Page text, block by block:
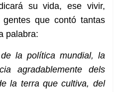
su vida, ese vivir,
que contó tantas
palabra:
la política mundial, la
agradablemente dels
la terra que cultiva, del